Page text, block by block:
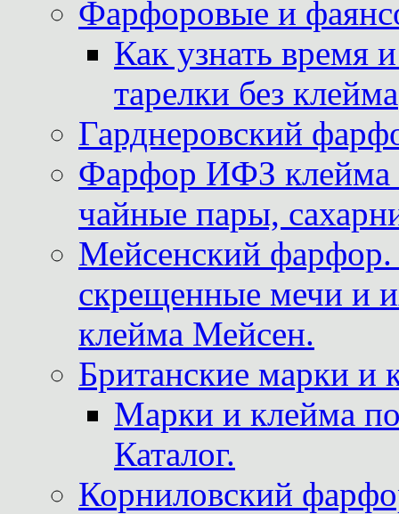
Фарфоровые и
Как узнать время
тарелки без клейма
Гарднеровский
Фарфор ИФЗ клейма
чайные пары,
Мейсенский фарфор.
скрещенные мечи и
клейма Мейсен.
Британские марки и
Марки и клейма
Каталог.
Корниловский